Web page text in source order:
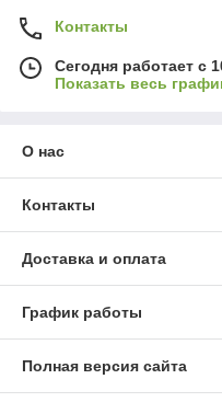
Контакты
Сегодня работает с
Показать весь
О нас
Контакты
Доставка и оплата
График работы
Полная версия сайта